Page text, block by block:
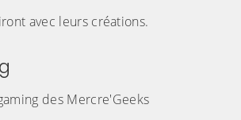
avec leurs créations.